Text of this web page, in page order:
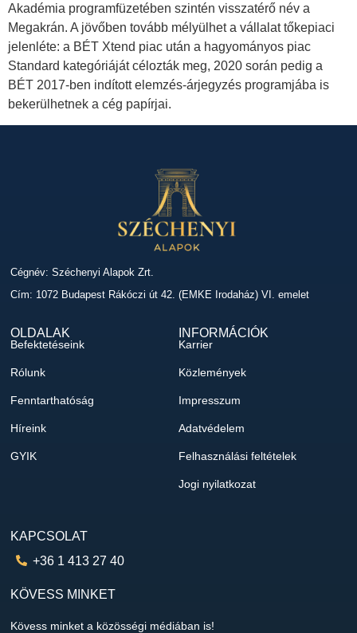
Akadémia programfüzetében szintén visszatérő név a
Megakrán. A jövőben tovább mélyülhet a vállalat tőkepiaci
jelenléte: a BÉT Xtend piac után a hagyományos piac
Standard kategóriáját célozták meg, 2020 során pedig a
BÉT 2017-ben indított elemzés-árjegyzés programjába is
bekerülhetnek a cég papírjai.
Cégnév: Széchenyi Alapok Zrt.
Cím: 1072 Budapest Rákóczi út 42. (EMKE Irodaház) VI. emelet
OLDALAK
Befektetéseink
Rólunk
Fenntarthatóság
Híreink
GYIK
INFORMÁCIÓK
Karrier
Közlemények
Impresszum
Adatvédelem
Felhasználási feltételek
Jogi nyilatkozat
KAPCSOLAT
+36 1 413 27 40
KÖVESS MINKET
Kövess minket a közösségi médiában is!